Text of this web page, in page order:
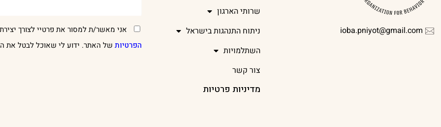
ioba.pniyot@gmail.com
שרותי הארגון
ניתוח התנהגות בישראל
השתלמויות
צור קשר
מדיניות פרטיות
אני מאשר/ת למסור את פרטיי לצורך
הפרטיותשל האתר. ידוע לי שאוכל לבטל את